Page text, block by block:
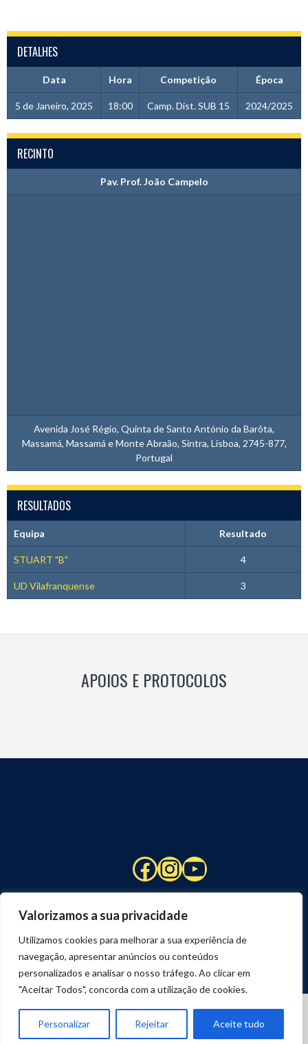
Valorizamos a sua privacidade
Utilizamos cookies para melhorar a sua experiência de
navegação, apresentar anúncios ou conteúdos
personalizados e analisar o nosso tráfego. Ao clicar em
"Aceitar Todos", concorda com a utilização de cookies.
Personalizar Rejeitar Aceite tudo
DETALHES
Data Hora Competição Época
5 de Janeiro, 2025 18:00 Camp. Dist. SUB 15 2024/2025
RECINTO
Pav. Prof. João Campelo
Avenida José Régio, Quinta de Santo António da Barôta,
Massamá, Massamá e Monte Abraão, Sintra, Lisboa, 2745-877,
Portugal
RESULTADOS
Equipa Resultado
STUART "B" 4
UD Vilafranquense 3
APOIOS E PROTOCOLOS
Facebook
Instagram
YouTube
DESENVOLVIDO POR
JOSEXAVIER.COM